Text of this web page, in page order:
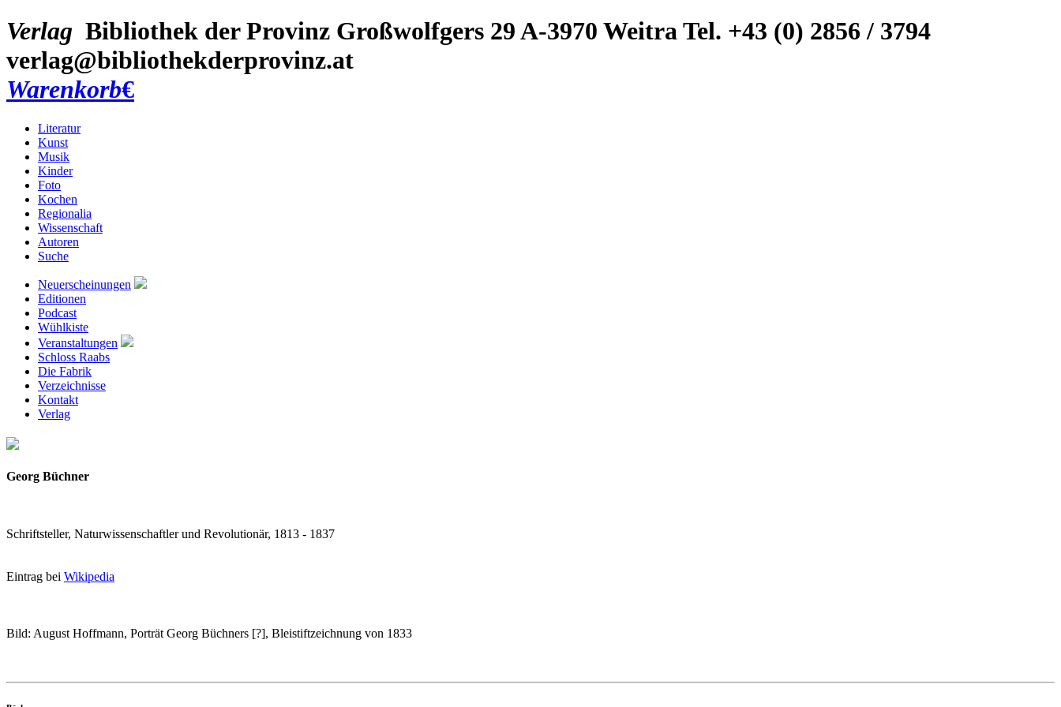
Verlag Bibliothek der Provinz Großwolfgers 29A-3970 WeitraTel. +43 (0) 2856 / 3794
verlag@bibliothekderprovinz.at
Warenkorb€
Literatur
Kunst
Musik
Kinder
Foto
Kochen
Regionalia
Wissenschaft
Autoren
Suche
Neuerscheinungen
Editionen
Podcast
Wühlkiste
Veranstaltungen
Schloss Raabs
Die Fabrik
Verzeichnisse
Kontakt
Verlag
Georg Büchner
Schriftsteller, Naturwissenschaftler und Revolutionär, 1813 - 1837
Eintrag bei Wikipedia
Bild: August Hoffmann, Porträt Georg Büchners [?], Bleistiftzeichnung von 1833